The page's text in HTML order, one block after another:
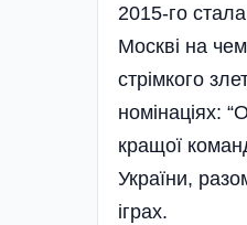
2015-го
Москві на
стрімкого
номінаціях:
кращої
України,
іграх.